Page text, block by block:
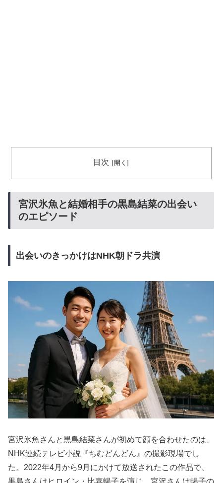
目次
宮沢氷魚と結婚相手の黒島結菜の出会い
のエピソード
出会いのきっかけはNHK朝ドラ共演
宮沢氷魚さんと黒島結菜さんが初めて顔を合わせたのは、
NHK連続テレビ小説『ちむどんどん』の撮影現場でし
た。2022年4月から9月にかけて放送されたこの作品で、
黒島さんはヒロイン・比嘉暢子を演じ、宮沢さんは暢子の